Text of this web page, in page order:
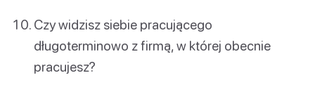
Czy widzisz siebie pracującego
długoterminowo z firmą, w której obecnie
pracujesz?